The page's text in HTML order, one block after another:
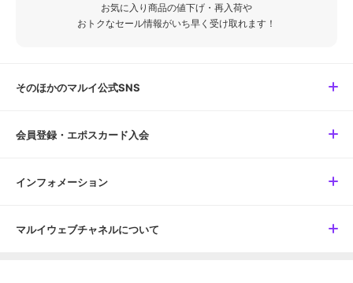
お気に入り商品の値下げ・再入荷や
おトクなセール情報がいち早く受け取れます！
そのほかのマルイ公式SNS
会員登録・エポスカード入会
インフォメーション
マルイウェブチャネルについて